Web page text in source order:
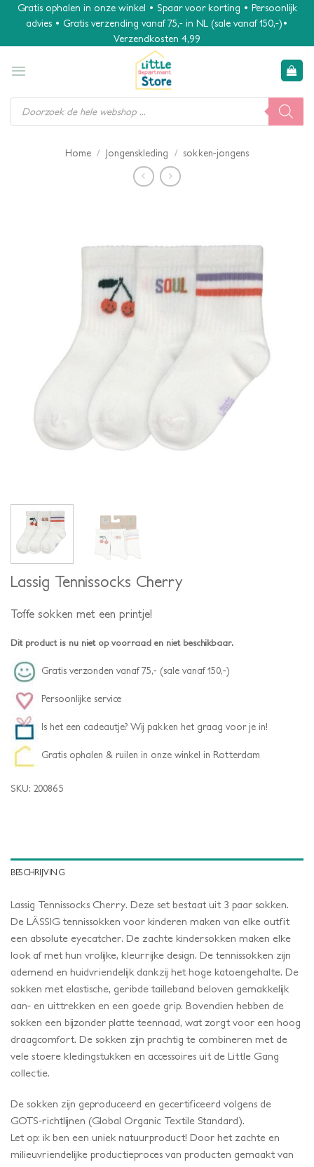
Gratis ophalen in onze winkel • Spaar voor korting • Persoonlijk
advies • Gratis verzending vanaf 75,- in NL (sale vanaf 150,-)•
Verzendkosten 4,99
Producten
zoeken
Home / Jongenskleding / sokken-jongens
Lassig Tennissocks Cherry
Toffe sokken met een printje!
Dit product is nu niet op voorraad en niet beschikbaar.
Gratis verzonden vanaf 75,- (sale vanaf 150,-)
Persoonlijke service
Is het een cadeautje? Wij pakken het graag voor je in!
Gratis ophalen & ruilen in onze winkel in Rotterdam
SKU: 200865
BESCHRIJVING
Lassig Tennissocks Cherry. Deze set bestaat uit 3 paar sokken.
De LÄSSIG tennissokken voor kinderen maken van elke outfit
een absolute eyecatcher. De zachte kindersokken maken elke
look af met hun vrolijke, kleurrijke design. De tennissokken zijn
ademend en huidvriendelijk dankzij het hoge katoengehalte. De
sokken met elastische, geribde tailleband beloven gemakkelijk
aan- en uittrekken en een goede grip. Bovendien hebben de
sokken een bijzonder platte teennaad, wat zorgt voor een hoog
draagcomfort. De sokken zijn prachtig te combineren met de
vele stoere kledingstukken en accessoires uit de Little Gang
collectie.
De sokken zijn geproduceerd en gecertificeerd volgens de
GOTS-richtlijnen (Global Organic Textile Standard).
Let op: ik ben een uniek natuurproduct! Door het zachte en
milieuvriendelijke productieproces van producten gemaakt van